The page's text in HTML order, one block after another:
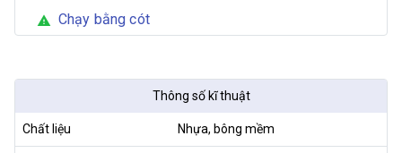
warning Chạy bằng cót
Thông số kĩ thuật
Chất liệu Nhựa, bông mềm